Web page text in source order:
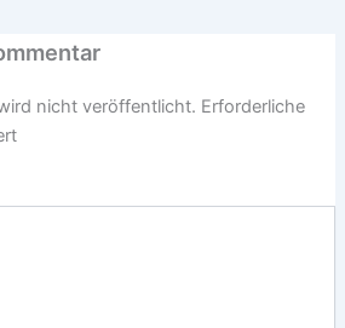
nicht veröffentlicht. Erforderliche